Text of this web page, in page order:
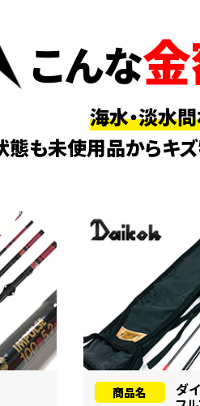
こんな
海水・淡水問
態も未使用品からキ
商品名 ダ